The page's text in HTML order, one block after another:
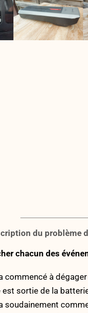
du problème
chacun des
commencé à
est sortie de la
soudainement